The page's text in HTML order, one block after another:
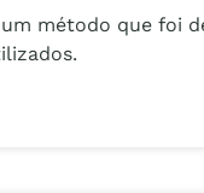
método que foi
In Vitro (FIV)